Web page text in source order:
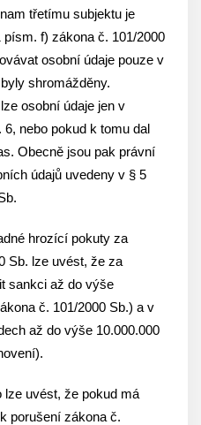
třetímu subjektu je
písm. f) zákona č. 101/2000
osobní údaje pouze v
shromážděny.
osobní údaje jen v
nebo pokud k tomu dal
Obecně jsou pak právní
údajů uvedeny v § 5
hrozící pokuty za
Sb. lze uvést, že za
sankci až do výše
č. 101/2000 Sb.) a v
až do výše 10.000.000
lze uvést, že pokud má
porušení zákona č.